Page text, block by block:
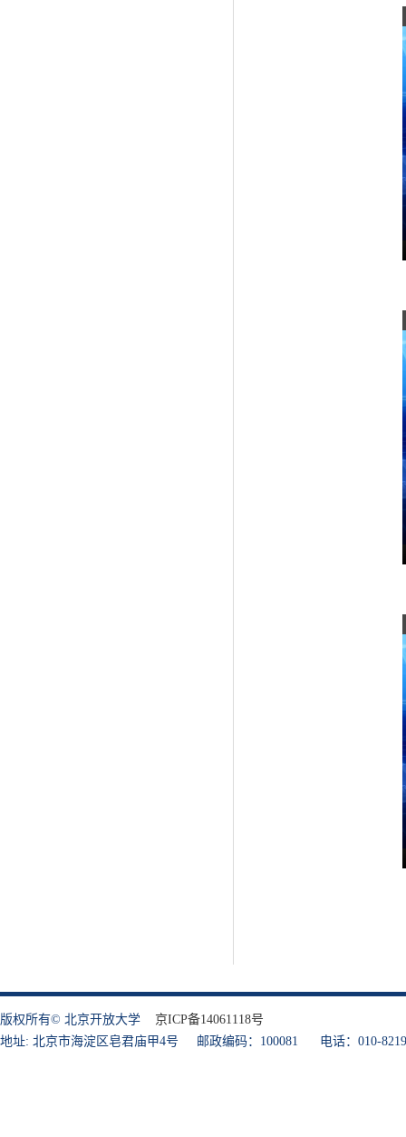
版权所有© 北京开放大学 京ICP备14061118号
地址: 北京市海淀区皂君庙甲4号 邮政编码：100081 电话：010-